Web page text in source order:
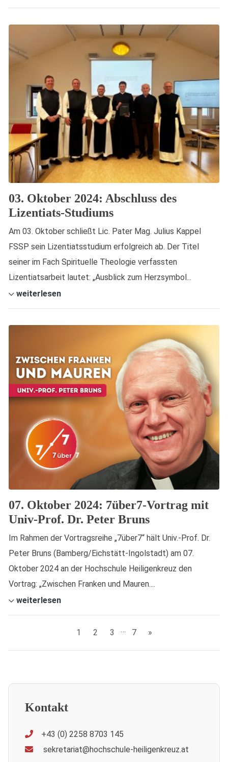
03. Oktober 2024: Abschluss des
Lizentiats-Studiums
Am 03. Oktober schließt Lic. Pater Mag. Julius Kappel
FSSP sein Lizentiatsstudium erfolgreich ab. Der Titel
seiner im Fach Spirituelle Theologie verfassten
Lizentiatsarbeit lautet: „Ausblick zum Herzsymbol...
weiterlesen
07. Oktober 2024: 7über7-Vortrag mit
Univ-Prof. Dr. Peter Bruns
Im Rahmen der Vortragsreihe „7über7“ hält Univ.-Prof. Dr.
Peter Bruns (Bamberg/Eichstätt-Ingolstadt) am 07.
Oktober 2024 an der Hochschule Heiligenkreuz den
Vortrag: „Zwischen Franken und Mauren....
weiterlesen
1 2 3 … 7 »
Kontakt
+43 (0) 2258 8703 145
sekretariat@hochschule-heiligenkreuz.at